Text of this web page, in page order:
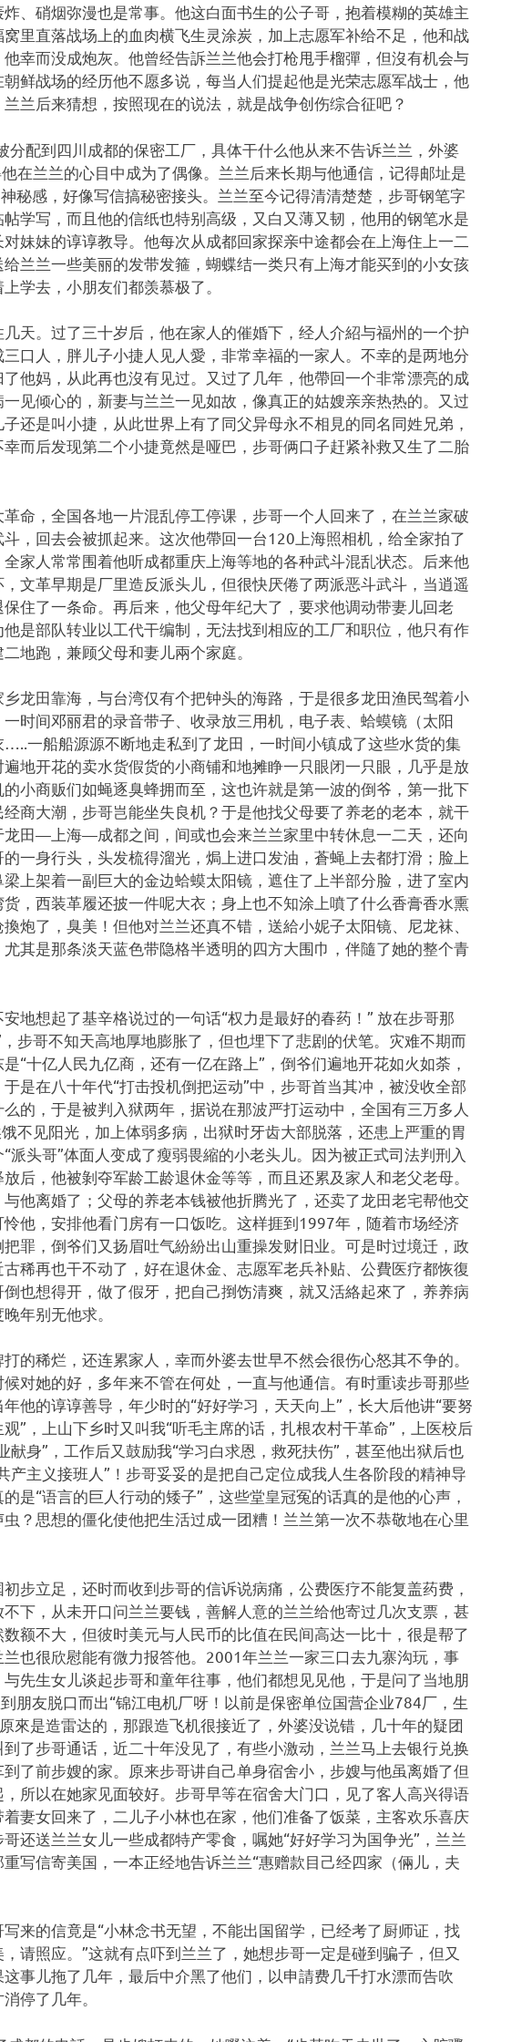
、硝烟弥漫也是常事。他这白面书生的公子哥，抱着模糊的英雄主
里直落战场上的血肉横飞生灵涂炭，加上志愿军补给不足，他和战
幸而没成炮灰。他曾经告訴兰兰他会打枪甩手榴彈，但沒有机会与
鲜战场的经历他不愿多说，每当人们提起他是光荣志愿军战士，他
兰后来猜想，按照现在的说法，就是战争创伤综合征吧？
分配到四川成都的保密工厂，具体干什么他从来不告诉兰兰，外婆
在兰兰的心目中成为了偶像。兰兰后来长期与他通信，记得邮址是
秘感，好像写信搞秘密接头。兰兰至今记得清清楚楚，步哥钢笔字
学写，而且他的信纸也特别高级，又白又薄又韧，他用的钢笔水是
妹妹的谆谆教导。他每次从成都回家探亲中途都会在上海住上一二
兰兰一些美丽的发带发箍，蝴蝶结一类只有上海才能买到的小女孩
学去，小朋友们都羡慕极了。
天。过了三十岁后，他在家人的催婚下，经人介紹与福州的一个护
口人，胖儿子小捷人见人愛，非常幸福的一家人。不幸的是两地分
他妈，从此再也沒有见过。又过了几年，他帶回一个非常漂亮的成
见倾心的，新妻与兰兰一见如故，像真正的姑嫂亲亲热热的。又过
还是叫小捷，从此世界上有了同父异母永不相見的同名同姓兄弟，
而后发现第二个小捷竟然是哑巴，步哥俩口子赶紧补救又生了二胎
命，全国各地一片混乱停工停课，步哥一个人回来了，在兰兰家破
，回去会被抓起来。这次他帶回一台120上海照相机，给全家拍了
家人常常围着他听成都重庆上海等地的各种武斗混乱状态。后来他
文革早期是厂里造反派头儿，但很快厌倦了两派恶斗武斗，当逍遥
住了一条命。再后来，他父母年纪大了，要求他调动带妻儿回老
是部队转业以工代干编制，无法找到相应的工厂和职位，他只有作
地跑，兼顾父母和妻儿兩个家庭。
龙田靠海，与台湾仅有个把钟头的海路，于是很多龙田渔民驾着小
时间邓丽君的录音带子、收录放三用机，电子表、蛤蟆镜（太阳
一船船源源不断地走私到了龙田，一时间小镇成了这些水货的集
地开花的卖水货假货的小商铺和地摊睁一只眼闭一只眼，几乎是放
小商贩们如蝇逐臭蜂拥而至，这也许就是第一波的倒爷，第一批下
商大潮，步哥岂能坐失良机？于是他找父母要了养老的老本，就干
龙田—上海—成都之间，间或也会来兰兰家里中转休息一二天，还向
一身行头，头发梳得溜光，焗上进口发油，蒼蝇上去都打滑；脸上
上架着一副巨大的金边蛤蟆太阳镜，遮住了上半部分脸，进了室内
，西装革履还披一件呢大衣；身上也不知涂上噴了什么香膏香水熏
了，臭美！但他对兰兰还真不错，送給小妮子太阳镜、尼龙袜、
其是那条淡天蓝色带隐格半透明的四方大围巾，伴隨了她的整个青
地想起了基辛格说过的一句话“权力是最好的春药！” 放在步哥那
步哥不知天高地厚地膨胀了，但也埋下了悲剧的伏笔。灾难不期而
“十亿人民九亿商，还有一亿在路上”，倒爷们遍地开花如火如荼，
是在八十年代“打击投机倒把运动”中，步哥首当其冲，被没收全部
的，于是被判入狱两年，据说在那波严打运动中，全国有三万多人
不见阳光，加上体弱多病，出狱时牙齿大部脱落，还患上严重的胃
派头哥”体面人变成了瘦弱畏縮的小老头儿。因为被正式司法判刑入
后，他被剝夺军龄工龄退休金等等，而且还累及家人和老父老母。
他离婚了；父母的养老本钱被他折腾光了，还卖了龙田老宅帮他交
他，安排他看门房有一口饭吃。这样捱到1997年，随着市场经济
罪，倒爷们又扬眉吐气紛紛出山重操发财旧业。可是时过境迁，政
稀再也干不动了，好在退休金、志愿军老兵补贴、公費医疗都恢復
也想得开，做了假牙，把自己捯饬清爽，就又活絡起來了，养养病
年别无他求。
的稀烂，还连累家人，幸而外婆去世早不然会很伤心怒其不争的。
对她的好，多年来不管在何处，一直与他通信。有时重读步哥那些
他的谆谆善导，年少时的“好好学习，天天向上”，长大后他讲“要努
”，上山下乡时又叫我“听毛主席的话，扎根农村干革命”，上医校后
献身”，工作后又鼓励我“学习白求恩，救死扶伤”，甚至他出狱后也
产主义接班人”！步哥妥妥的是把自己定位成我人生各阶段的精神导
是“语言的巨人行动的矮子”，这些堂皇冠冤的话真的是他的心声，
？思想的僵化使他把生活过成一团糟！兰兰第一次不恭敬地在心里
步立足，还时而收到步哥的信诉说病痛，公费医疗不能复盖药费，
下，从未开口问兰兰要钱，善解人意的兰兰给他寄过几次支票，甚
额不大，但彼时美元与人民币的比值在民间高达一比十，很是帮了
也很欣慰能有微力报答他。2001年兰兰一家三口去九寨沟玩，事
先生女儿谈起步哥和童年往事，他们都想见见他，于是问了当地朋
朋友脱口而出“锦江电机厂呀！以前是保密单位国营企业784厂，生
來是造雷达的，那跟造飞机很接近了，外婆没说错，几十年的疑团
了步哥通话，近二十年没见了，有些小激动，兰兰马上去银行兑换
了前步嫂的家。原来步哥讲自己单身宿舍小，步嫂与他虽离婚了但
所以在她家见面较好。步哥早等在宿舍大门口，见了客人高兴得语
妻女回来了，二儿子小林也在家，他们准备了饭菜，主客欢乐喜庆
还送兰兰女儿一些成都特产零食，嘱她“好好学习为国争光”，兰兰
写信寄美国，一本正经地告诉兰兰“惠赠款目己经四家（倆儿，夫
来的信竟是“小林念书无望，不能出国留学，已经考了厨师证，找
请照应。”这就有点吓到兰兰了，她想步哥一定是碰到骗子，但又
事儿拖了几年，最后中介黑了他们，以申請费几千打水漂而告吹
停了几年。